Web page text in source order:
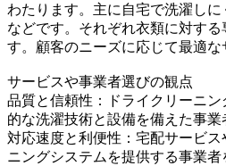
わたります。主に自宅で洗濯し
などです。それぞれ衣類に対する
す。顧客のニーズに応じて最適な
サービスや事業者選びの観点
品質と信頼性：ドライクリーニ
的な洗濯技術と設備を備えた事業
対応速度と利便性：宅配サービ
ニングシステムを提供する事業者